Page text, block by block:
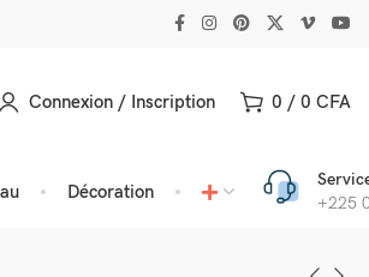
Connexion / Inscription 0 / 0 CFA
Décoration
+225